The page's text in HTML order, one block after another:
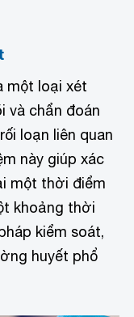
một loại xét
và chẩn đoán
loạn liên quan
này giúp xác
một thời điểm
khoảng thời
kiểm soát,
huyết phổ